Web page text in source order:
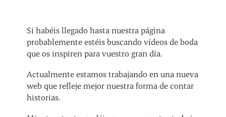
Si habéis llegado hasta nuestra página
probablemente estéis buscando vídeos de boda
que os inspiren para vuestro gran día.
Actualmente estamos trabajando en una nueva
web que refleje mejor nuestra forma de contar
historias.